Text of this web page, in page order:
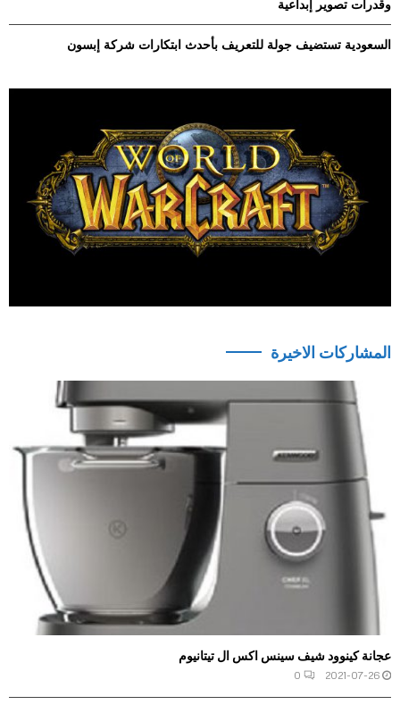
وقدرات تصوير إبداعية
السعودية تستضيف جولة للتعريف بأحدث ابتكارات شركة إبسون
المشاركات الاخيرة
عجانة كينوود شيف سينس اكس ال تيتانيوم
2021-07-26
0